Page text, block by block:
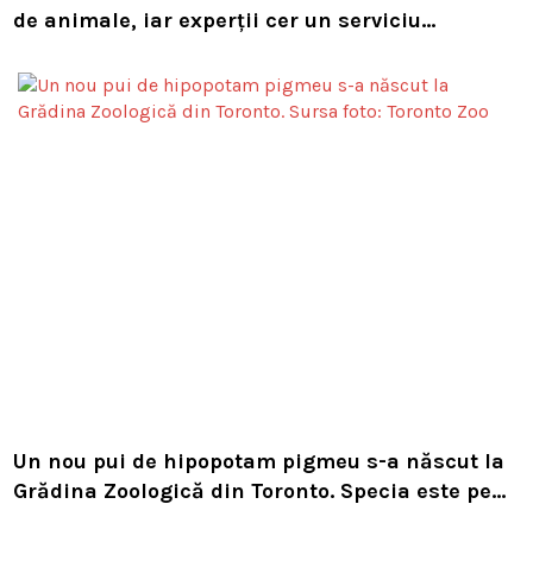
de animale, iar experții cer un serviciu
Un nou pui de hipopotam pigmeu s-a născut la
Grădina Zoologică din Toronto. Specia este pe